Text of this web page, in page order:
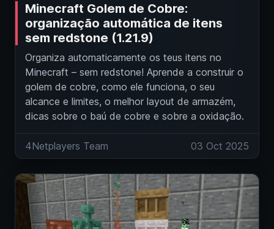
Minecraft Golem de Cobre:
organização automática de itens
sem redstone (1.21.9)
Organiza automaticamente os teus itens no
Minecraft – sem redstone! Aprende a construir o
golem de cobre, como ele funciona, o seu
alcance e limites, o melhor layout de armazém,
dicas sobre o baú de cobre e sobre a oxidação.
4Netplayers Team 03 Oct 2025